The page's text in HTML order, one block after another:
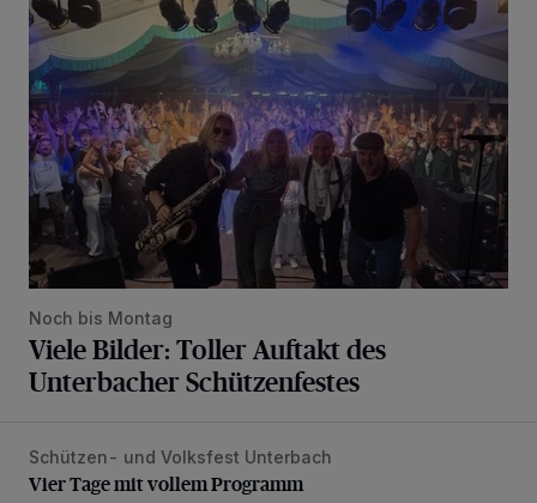
Noch bis Montag
Viele Bilder: Toller Auftakt des
Unterbacher Schützenfestes
Vier Tage mit vollem Programm
Schützen- und Volksfest Unterbach
Vier Tage mit vollem Programm